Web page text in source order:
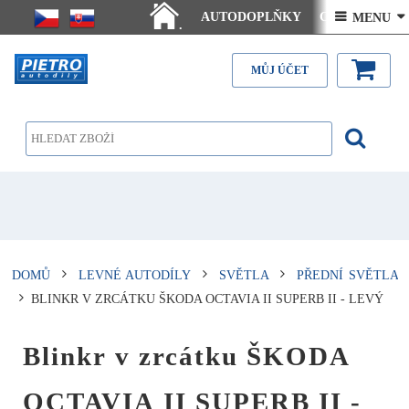
.
AUTODOPLŇKY Ceny doručení
Články - návody Kontakt
 MENU 
MŮJ ÚČET
DOMŮ LEVNÉ AUTODÍLY SVĚTLA
PŘEDNÍ SVĚTLA
BLINKR V ZRCÁTKU ŠKODA OCTAVIA II SUPERB II - LEVÝ
Blinkr v zrcátku ŠKODA
OCTAVIA II SUPERB II -